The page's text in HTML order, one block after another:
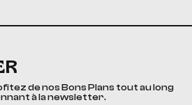
de nos Bons Plans tout au long
à la newsletter.